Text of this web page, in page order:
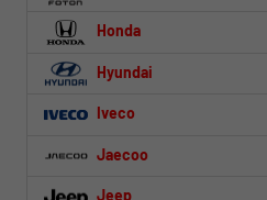
Honda
Hyundai
Iveco
Jaecoo
Jeep